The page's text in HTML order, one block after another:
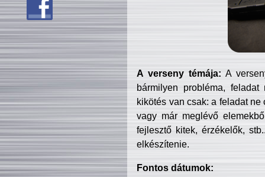
A verseny témája: A
bármilyen probléma, feladat
kikötés van csak: a feladat
vagy már meglévő
fejlesztő kitek, érzékelők,
elkészítenie.
Fontos dátumok: